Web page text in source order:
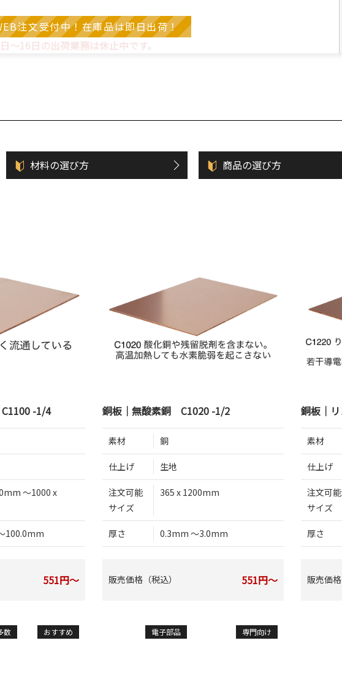
～16日の出荷業務は休止中です。
注文受付中！在庫品は即日出荷！
材料の選び方 商品の選び方
-1/4
〜1000 x
100.0mm
551円～
数 おすすめ
銅板｜無酸素銅 C1020 -1/2
素材 銅
仕上げ 生地
注文可能
サイズ
365 x 1200mm
厚さ 0.3mm 〜3.0mm
販売価格（税込） 551円～
電子部品 専門向け
銅板｜
素材
仕上げ
注文可能
サイズ
厚さ
販売価格